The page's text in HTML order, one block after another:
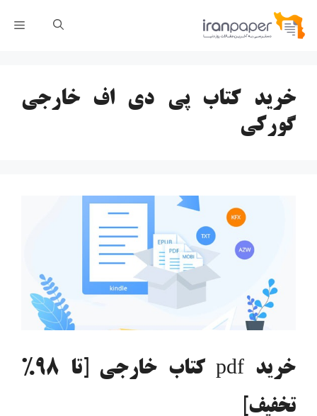
پرش
خرید کتاب پی دی اف خارجی
گورکی
خرید pdf کتاب خارجی [تا 98%
تخفیف]